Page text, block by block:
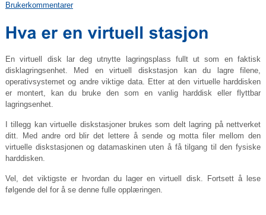
Brukerkommentarer
En virtuell disk lar deg utnytte lagringsplass fullt ut som en faktisk
disklagringsenhet. Med en virtuell diskstasjon kan du lagre filene,
operativsystemet og andre viktige data. Etter at den virtuelle harddisken
er montert, kan du bruke den som en vanlig harddisk eller flyttbar
lagringsenhet.
I tillegg kan virtuelle diskstasjoner brukes som delt lagring på nettverket
ditt. Med andre ord blir det lettere å sende og motta filer mellom den
virtuelle diskstasjonen og datamaskinen uten å få tilgang til den fysiske
harddisken.
Vel, det viktigste er hvordan du lager en virtuell disk. Fortsett å lese
følgende del for å se denne fulle opplæringen.